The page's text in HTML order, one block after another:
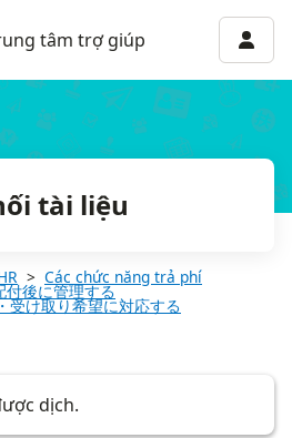
tâm trợ giúp
tài liệu
Các chức năng trả phí
付後に管理する
受け取り希望に対応する
dịch.